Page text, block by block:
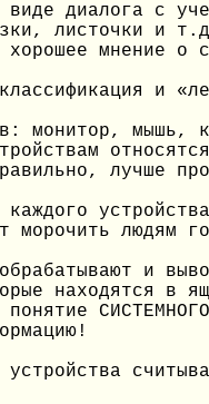
диалога с
листочки и
мнение о
и
монитор, мышь,
лучше
морочить людям
и
находятся в
понятие